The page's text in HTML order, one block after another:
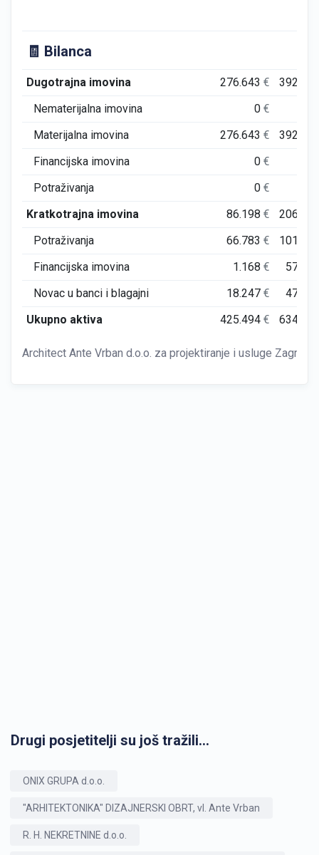
🧾 Bilanca
Dugotrajna imovina 276.643€
Nematerijalna imovina
0€
Materijalna imovina
276.643€
Financijska imovina
0€
Potraživanja
0€
Kratkotrajna imovina
86.198€
Potraživanja
66.783€
Financijska imovina
1.168€
Novac u banci i blagajni
18.247€
Ukupno aktiva
425.494€
Architect Ante Vrban d.o.o. za projektiranje i usluge Zagreb
Drugi posjetitelji su još tražili...
ONIX GRUPA d.o.o.
"ARHITEKTONIKA" DIZAJNERSKI OBRT, vl. Ante Vrban
R. H. NEKRETNINE d.o.o.